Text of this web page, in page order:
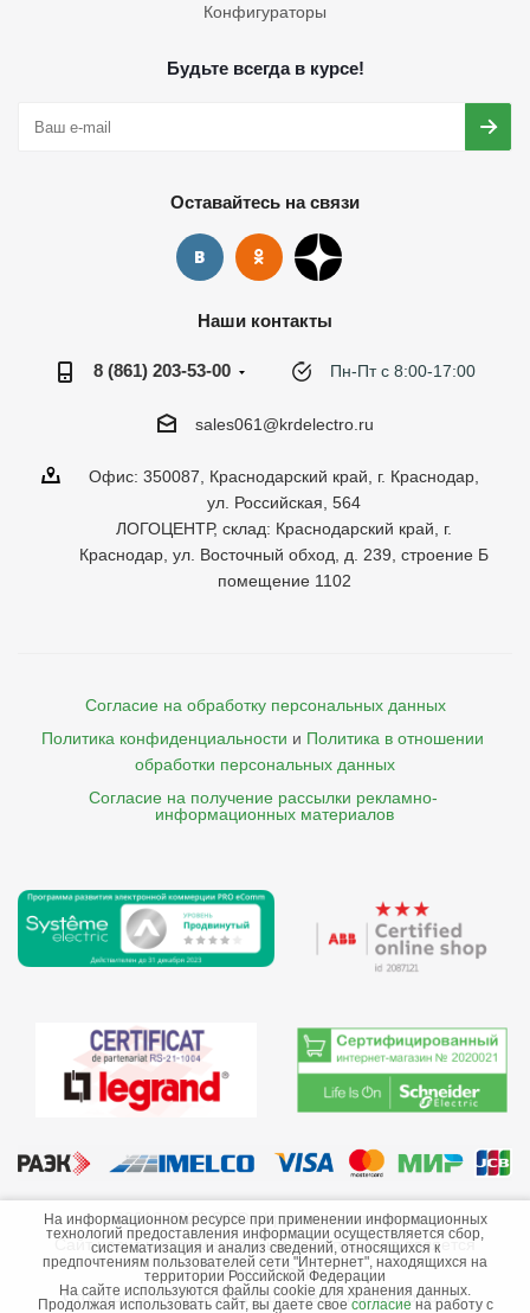
Конфигураторы
Будьте всегда в курсе!
Оставайтесь на связи
Наши контакты
8 (861) 203-53-00 Пн-Пт с 8:00-17:00
sales061@krdelectro.ru
Офис: 350087, Краснодарский край, г. Краснодар,
ул. Российская, 564
ЛОГОЦЕНТР, склад: Краснодарский край, г.
Краснодар, ул. Восточный обход, д. 239, строение Б
помещение 1102
Согласие на обработку персональных данных
Политика конфиденциальности и Политика в отношении
обработки персональных данных
Согласие на получение рассылки рекламно-
    информационных материалов
©2013-2026 ООО «Краснодарэлектро»
Сайт носит информационный характер и не является
публичной офертой.
Стоимость товаров и их наличие не гарантируются.
На информационном ресурсе при применении информационных
технологий предоставления информации осуществляется сбор,
систематизация и анализ сведений, относящихся к
предпочтениям пользователей сети "Интернет", находящихся на
территории Российской Федерации
На сайте используются файлы cookie для хранения данных.
Продолжая использовать сайт, вы даете свое согласие на работу с